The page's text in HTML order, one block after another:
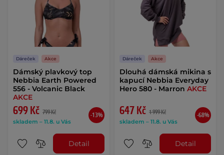
Dáreček Akce
Dámský plavkový top
Nebbia Earth Powered
556 - Volcanic Black
AKCE
699 Kč 799 Kč
skladem – 11.8. u Vás
-13%
Detail
Dáreček Akce
Dlouhá dámská mikina s
kapucí Nebbia Everyday
Hero 580 - Marron AKCE
647 Kč 1 999 Kč
skladem – 11.8. u Vás
-68%
Detail